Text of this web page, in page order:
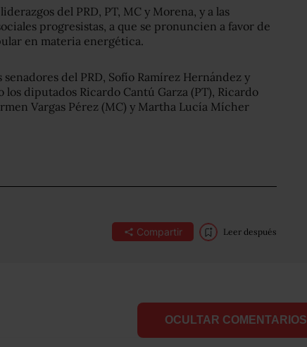
del PRD, PT, MC y Morena, y a las
progresistas, a que se pronuncien a favor de
en materia energética.
del PRD, Sofío Ramírez Hernández y
diputados Ricardo Cantú Garza (PT), Ricardo
Vargas Pérez (MC) y Martha Lucía Mícher
Compartir Leer después
OCULTAR COMENTARIOS